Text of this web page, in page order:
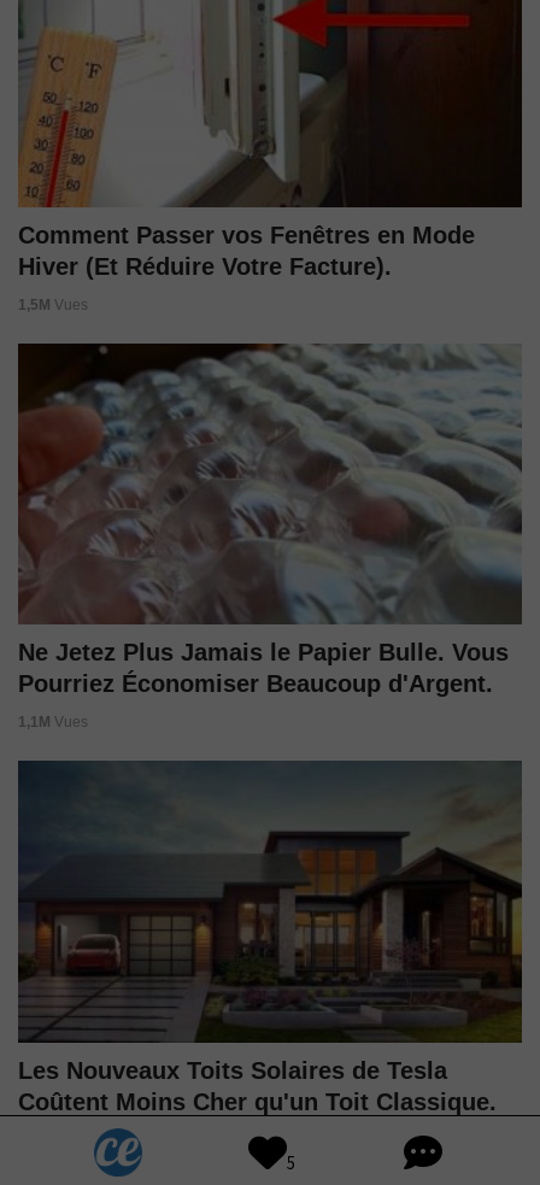
Comment Passer vos Fenêtres en Mode
Hiver (Et Réduire Votre Facture).
1,5M Vues
Ne Jetez Plus Jamais le Papier Bulle. Vous
Pourriez Économiser Beaucoup d'Argent.
1,1M Vues
Les Nouveaux Toits Solaires de Tesla
Coûtent Moins Cher qu'un Toit Classique.
5